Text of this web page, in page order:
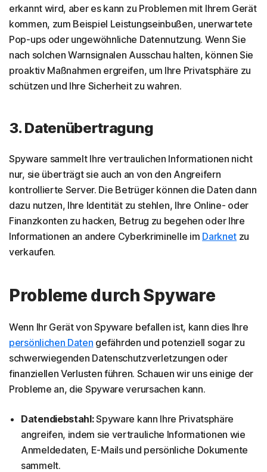
erkannt wird, aber es kann zu Problemen mit Ihrem Gerät
kommen, zum Beispiel Leistungseinbußen, unerwartete
Pop-ups oder ungewöhnliche Datennutzung. Wenn Sie
nach solchen Warnsignalen Ausschau halten, können Sie
proaktiv Maßnahmen ergreifen, um Ihre Privatsphäre zu
schützen und Ihre Sicherheit zu wahren.
3. Datenübertragung
Spyware sammelt Ihre vertraulichen Informationen nicht
nur, sie überträgt sie auch an von den Angreifern
kontrollierte Server. Die Betrüger können die Daten dann
dazu nutzen, Ihre Identität zu stehlen, Ihre Online- oder
Finanzkonten zu hacken, Betrug zu begehen oder Ihre
Informationen an andere Cyberkriminelle im Darknet zu
verkaufen.
Probleme durch Spyware
Wenn Ihr Gerät von Spyware befallen ist, kann dies Ihre
persönlichen Daten gefährden und potenziell sogar zu
schwerwiegenden Datenschutzverletzungen oder
finanziellen Verlusten führen. Schauen wir uns einige der
Probleme an, die Spyware verursachen kann.
Datendiebstahl:Spyware kann Ihre Privatsphäre
angreifen, indem sie vertrauliche Informationen wie
Anmeldedaten, E-Mails und persönliche Dokumente
sammelt.